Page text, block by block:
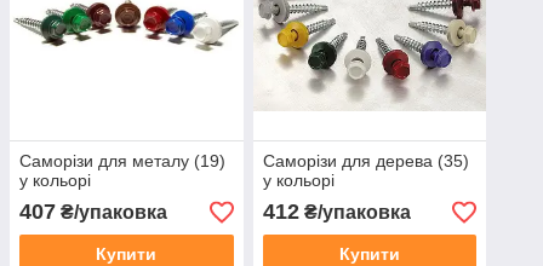
Саморізи для металу (19)
у кольорі
407 ₴/упаковка
Купити
Саморізи для дерева (35)
у кольорі
412₴/упаковка
Купити